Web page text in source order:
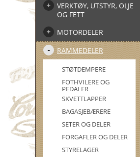
VERKTØY, UTSTYR, OLJE
OG FETT
MOTORDELER
RAMMEDELER
STØTDEMPERE
FOTHVILERE OG
PEDALER
SKVETTLAPPER
BAGASJEBÆRERE
SETER OG DELER
FORGAFLER OG DELER
STYRELAGER